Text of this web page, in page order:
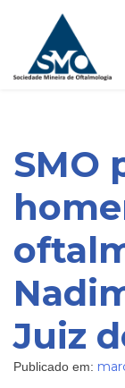
content
SMO
Juiz
Publicado em: